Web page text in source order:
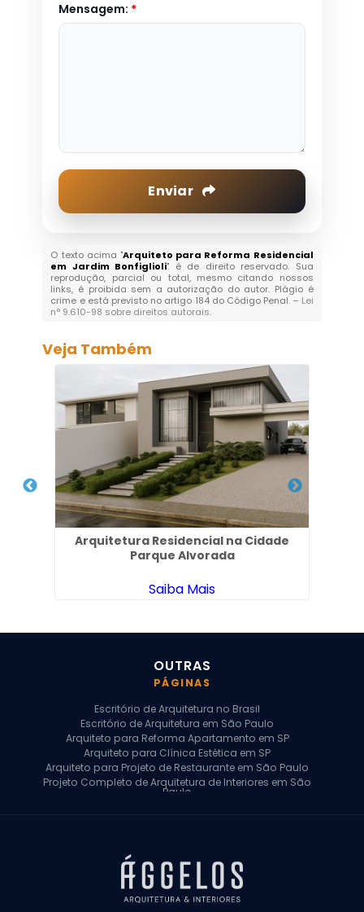
Mensagem: *
Enviar
O texto acima "Arquiteto para Reforma Residencial
em Jardim Bonfiglioli" é de direito reservado. Sua
reprodução, parcial ou total, mesmo citando nossos
links, é proibida sem a autorização do autor. Plágio é
crime e está previsto no artigo 184 do Código Penal. – Lei
n° 9.610-98 sobre direitos autorais.
Veja Também
Arquitetura Residencial na Cidade
Parque Alvorada
Saiba Mais
OUTRAS
PÁGINAS
Escritório de Arquitetura no Brasil
Escritório de Arquitetura em São Paulo
Arquiteto para Reforma Apartamento em SP
Arquiteto para Clínica Estética em SP
Arquiteto para Projeto de Restaurante em São Paulo
Projeto Completo de Arquitetura de Interiores em São
Paulo
Arquiteto para Projeto Comercial em São Paulo
Arquiteto Comercial
Arquiteto para Reforma de Apartamento
Arquiteto para Reforma Residencial